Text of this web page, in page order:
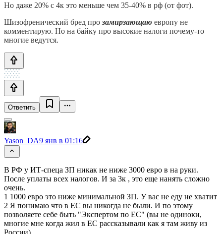
Но даже 20% с 4к это меньше чем 35-40% в рф (от фот).
Шизофренический бред про замирзающаю европу не
комментирую. Но на байку про высокие налоги почему-то
многие ведутся.
Ответить
Yason_DA9 янв в 01:16
В РФ у ИТ-спеца ЗП никак не ниже 3000 евро в на руки.
После уплаты всех налогов. И за 3к , это еще нанять сложно
очень.
1 1000 евро это ниже минимальной ЗП. У вас не еду не хватит
2 Я понимаю что в ЕС вы никогда не были. И по этому
позволяете себе быть "Экспертом по ЕС" (вы не одиноки,
многие мне когда жил в ЕС рассказывали как я там живу из
России)